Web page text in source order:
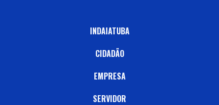
INDAIATUBA
CIDADÃO
EMPRESA
SERVIDOR